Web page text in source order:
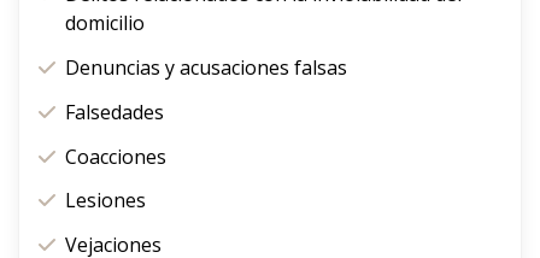
domicilio
Denuncias y acusaciones falsas
Falsedades
Coacciones
Lesiones
Vejaciones